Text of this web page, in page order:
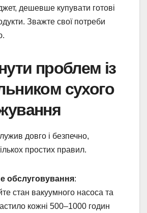
дешевше купувати готові
Зважте свої потреби
проблем із
сухого
довго і безпечно,
простих правил.
обслуговування:
стан вакуумного насоса та
кожні 500–1000 годин